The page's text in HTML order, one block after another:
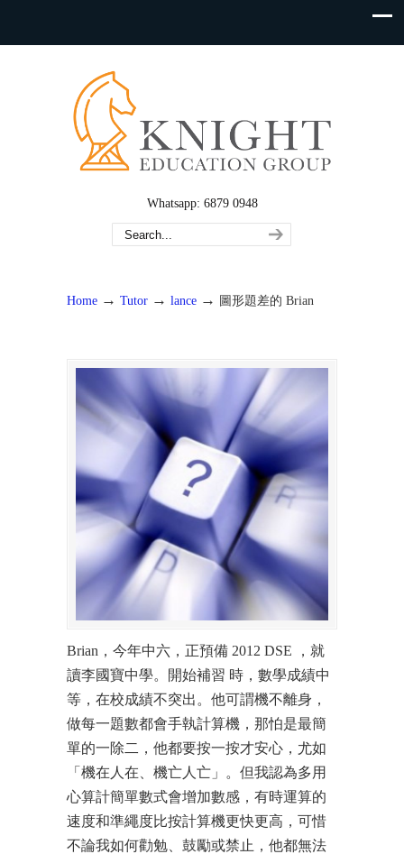
Whatsapp: 6879 0948
Home → Tutor → lance → 圖形題差的 Brian
Brian，今年中六，正預備 2012 DSE ，就
讀李國寶中學。開始補習 時，數學成績中
等，在校成績不突出。他可謂機不離身，
做每一題數都會手執計算機，那怕是最簡
單的一除二，他都要按一按才安心，尤如
「機在人在、機亡人亡」。但我認為多用
心算計簡單數式會增加數感，有時運算的
速度和準繩度比按計算機更快更高，可惜
不論我如何勸勉、鼓勵或禁止，他都無法